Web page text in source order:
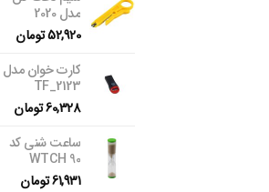
مدل 2020
52,920تومان
کارت خوان مدل
TF_2123
60,328تومان
ساعت شنی کد
WTCH 90
61,931تومان